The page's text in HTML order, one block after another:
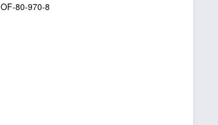
OF-80-970-8